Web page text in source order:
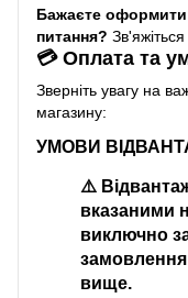
Бажаєте
питання?
💳 Оплата та
Зверніть увагу на
магазину:
УМОВИ
⚠️
вказаними
виключно
замовлення
вище.